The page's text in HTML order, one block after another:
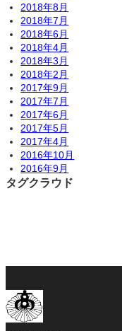
2018年8月
2018年7月
2018年6月
2018年4月
2018年3月
2018年2月
2017年9月
2017年7月
2017年6月
2017年5月
2017年4月
2016年10月
2016年9月
タグクラウド